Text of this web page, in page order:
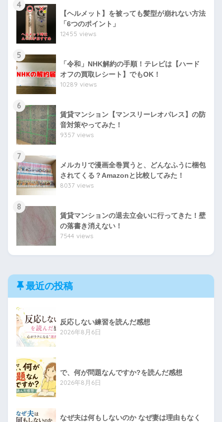
4
【ヘルメット】を被っても髪型が崩れない方法
「6つのポイント」
12455 views
5
「令和」NHK解約の手順！テレビは【ハード
オフの買取レシート】でもOK！
10289 views
6
賃貸マンション【マンスリーレオパレス】の防
音対策やってみた！
9357 views
7
メルカリで漫画全巻買うと、どんなふうに梱包
されてくる？Amazonと比較してみた！
8037 views
8
賃貸マンションの退去立会いに行ってきた！壁
の落書き消えない！
7544 views
最近の投稿
反応しない練習を読んだ感想
2026年8月6日
で、何が問題なんですか?を読んだ感想
2026年8月6日
なぜ夫は何もしないのか なぜ妻は理由もなく